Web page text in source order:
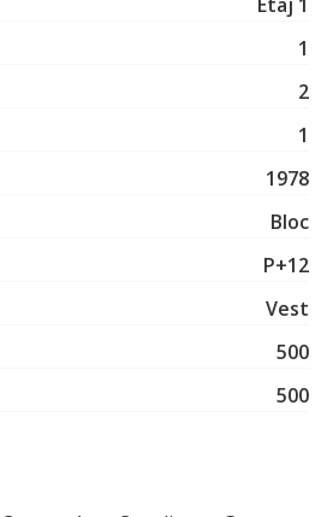
1
2
1
1978
Bloc
P+12
Vest
500
500